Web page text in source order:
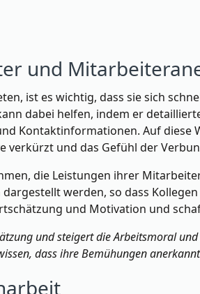
und
ist es wichtig, dass sie sich
dabei helfen, indem er
Kontaktinformationen. Auf diese
verkürzt und das Gefühl der
die Leistungen ihrer
werden, so dass
und Motivation und
und steigert die Arbeitsmoral
dass ihre Bemühungen